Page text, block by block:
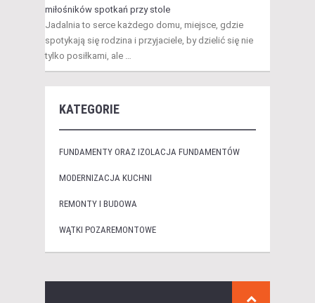
miłośników spotkań przy stole
Jadalnia to serce każdego domu, miejsce, gdzie
spotykają się rodzina i przyjaciele, by dzielić się nie
tylko posiłkami, ale …
KATEGORIE
FUNDAMENTY ORAZ IZOLACJA FUNDAMENTÓW
MODERNIZACJA KUCHNI
REMONTY I BUDOWA
WĄTKI POZAREMONTOWE